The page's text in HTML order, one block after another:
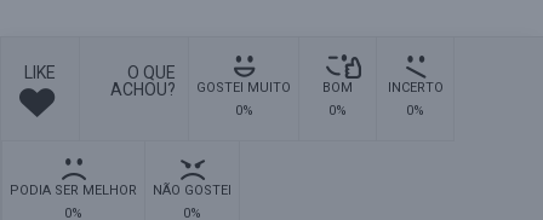
LIKE
O QUE
ACHOU?
GOSTEI MUITO
0%
BOM
0%
INCERTO
0%
PODIA SER MELHOR
0%
NÃO GOSTEI
0%